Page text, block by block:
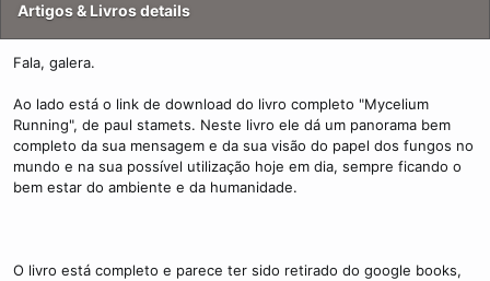
t
e
Artigos & Livros details
Fala, galera.
Ao lado está o link de download do livro completo "Mycelium
Running", de paul stamets. Neste livro ele dá um panorama bem
completo da sua mensagem e da sua visão do papel dos fungos no
mundo e na sua possível utilização hoje em dia, sempre ficando o
bem estar do ambiente e da humanidade.
O livro está completo e parece ter sido retirado do google books,